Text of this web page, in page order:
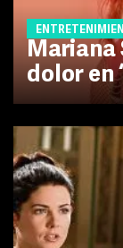
Mariana
dolor en